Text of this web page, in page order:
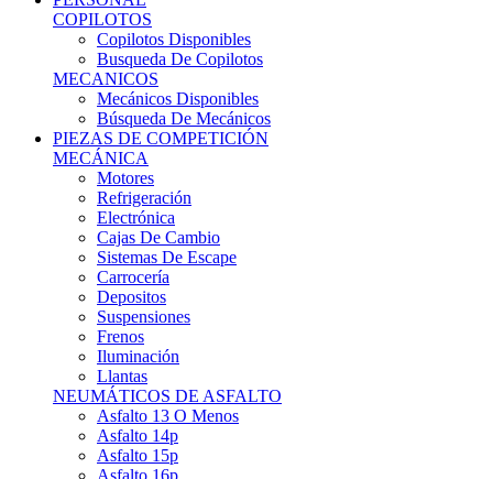
Copilotos Disponibles
Busqueda De Copilotos
MECANICOS
Mecánicos Disponibles
Búsqueda De Mecánicos
PIEZAS DE COMPETICIÓN
MECÁNICA
Motores
Refrigeración
Electrónica
Cajas De Cambio
Sistemas De Escape
Carrocería
Depositos
Suspensiones
Frenos
Iluminación
Llantas
NEUMÁTICOS DE ASFALTO
Asfalto 13 O Menos
Asfalto 14p
Asfalto 15p
Asfalto 16p
Asfalto 17p